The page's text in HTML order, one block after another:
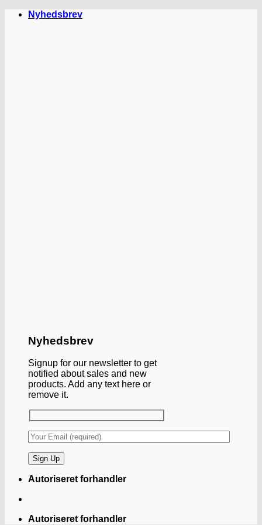
FortsætNyhedsbrev
Nyhedsbrev
Signup for our newsletter to get
notified about sales and new
products. Add any text here or
remove it.
Autoriseret forhandler
Autoriseret forhandler